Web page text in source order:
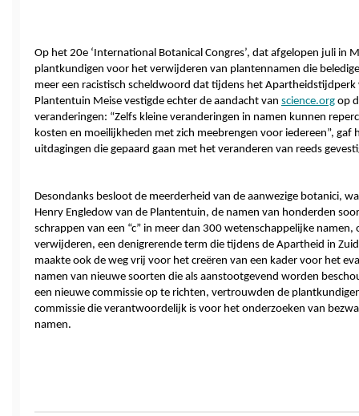
Op het 20e ‘International Botanical Congres’, dat afgelopen juli in
plantkundigen voor het verwijderen van plantennamen die
meer een racistisch scheldwoord dat tijdens het
Plantentuin Meise vestigde echter de aandacht van science.org op
veranderingen: “Zelfs kleine veranderingen in namen kunnen
kosten en moeilijkheden met zich meebrengen voor iedereen”, gaf
uitdagingen die gepaard gaan met het veranderen van reeds
Desondanks besloot de meerderheid van de aanwezige botanici,
Henry Engledow van de Plantentuin, de namen van honderden
schrappen van een “c” in meer dan 300 wetenschappelijke namen,
verwijderen, een denigrerende term die tijdens de Apartheid in
maakte ook de weg vrij voor het creëren van een kader voor het
namen van nieuwe soorten die als aanstootgevend worden
een nieuwe commissie op te richten, vertrouwden de
commissie die verantwoordelijk is voor het onderzoeken van
namen.